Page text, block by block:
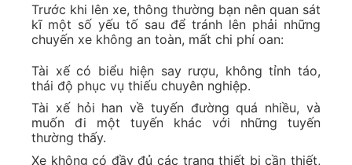
Trước khi lên xe, thông thường bạn nên quan sát
kĩ một số yếu tố sau để tránh lên phải những
chuyến xe không an toàn, mất chi phí oan:
Tài xế có biểu hiện say rượu, không tỉnh táo,
thái độ phục vụ thiếu chuyên nghiệp.
Tài xế hỏi han về tuyến đường quá nhiều, và
muốn đi một tuyến khác với những tuyến
thường thấy.
Xe không có đầy đủ các trang thiết bị cần thiết,